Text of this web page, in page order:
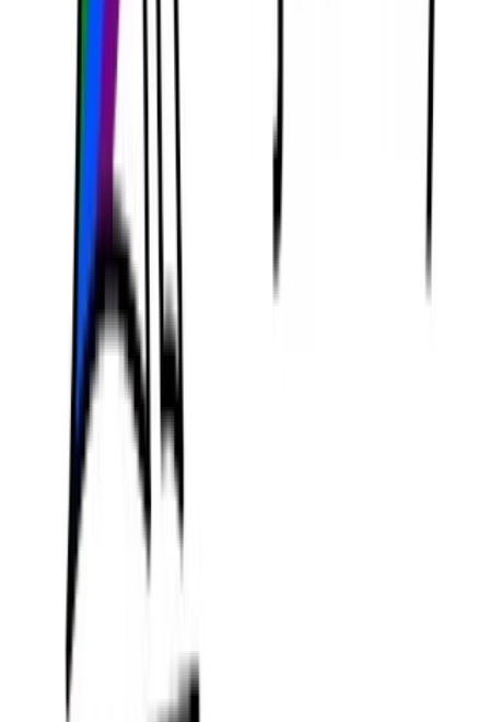
cometapi.com
değilseniz lütfen önce kayıt olun
Arayüzün erişim kimlik bilgisi API anahtarını edinin.
Kişisel merkezdeki API belirtecinde “Token Ekle”ye
tıklayın, belirteç anahtarını edinin: sk-xxxxx ve
gönderin.
Bu sitenin URL'sini
alın:
https://api.cometapi.com/
API Kullanımı
API isteğini gönderin ve istek gövdesini ayarlayın.
İstek yöntemi ve istek gövdesi web sitemizin API
dokümanından elde edilir. Web sitemiz ayrıca
kolaylığınız için Apifox testi de sağlar.
Yer değiştirmek Hesabınızdaki gerçek CometAPI
anahtarınızla.
Sorunuzu veya isteğinizi içerik alanına girin; model
buna cevap verecektir.
. Üretilen cevabı almak için API yanıtını işleyin.